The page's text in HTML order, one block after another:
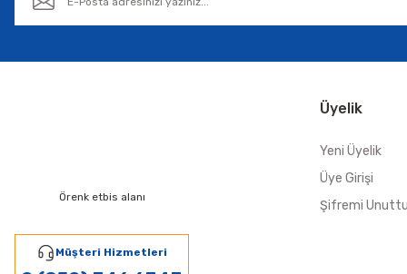
Örenk etbis alanı
Müşteri Hizmetleri
Üyelik
Yeni Üyelik
Üye Girişi
Şifremi